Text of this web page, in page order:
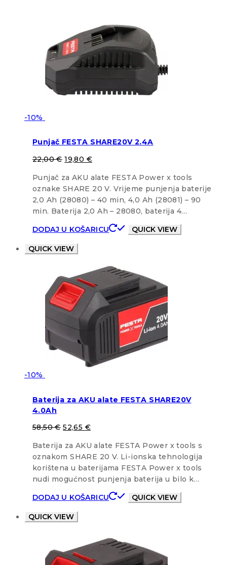
-10%
Punjač FESTA SHARE20V 2.4A
22,00€ 19,80 €
Punjač za AKU alate FESTA Power x tools
oznake SHARE 20 V. Vrijeme punjenja baterije
2,0 Ah (28080) – 40 min, 4,0 Ah (28081) – 90
min. Baterija 2,0 Ah – 28080, baterija 4…
DODAJ U KOŠARICU
QUICK VIEW
QUICK VIEW
-10%
Baterija za AKU alate FESTA SHARE20V
4.0Ah
58,50€ 52,65 €
Baterija za AKU alate FESTA Power x tools s
oznakom SHARE 20 V. Li-ionska tehnologija
korištena u baterijama FESTA Power x tools
nudi mogućnost punjenja baterija u bilo k…
DODAJ U KOŠARICU
QUICK VIEW
QUICK VIEW